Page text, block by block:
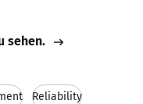
sehen.
Reliability